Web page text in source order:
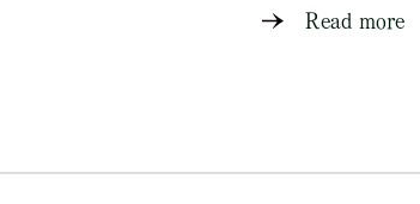
Read more